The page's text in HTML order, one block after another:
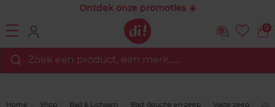
Ontdek onze promoties ☀️
0
Zoek een product, een merk…...
Home Shop Bad & Lichaam Bad, douche en zeep Vaste zeep